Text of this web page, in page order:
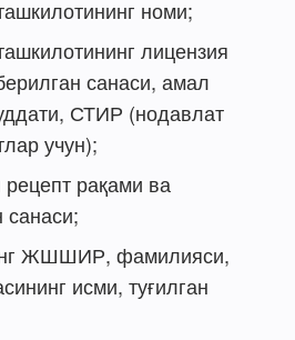
номи;
лицензия
санаси, амал
СТИР (нодавлат
учун);
рецепт рақами ва
санаси;
ЖШШИР, фамилияси,
исми, туғилган